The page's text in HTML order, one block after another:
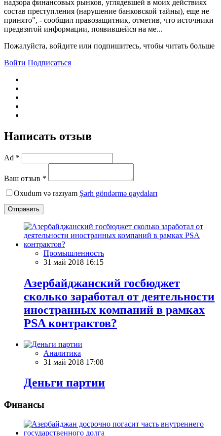
надзора финансовых рынков, углядевшей в моих действиях
состав преступления (нарушение банковской тайны), еще не
принято", - сообщил правозащитник, отметив, что источники
предвзятой информации, появившейся на ме...
Пожалуйста, войдите или подпишитесь, чтобы читать больше
Войти Подписаться
Написать отзыв
Ad *
Ваш отзыв *
Oxudum və razıyam Şərh göndərmə qaydaları
Отправить
Промышленность
31 май 2018 16:15
Азербайджанский госбюджет
сколько заработал от деятельности
иностранных компаний в рамках
PSA контрактов?
Аналитика
31 май 2018 17:08
Деньги партии
Финансы